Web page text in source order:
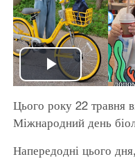
Play
Video
Цього року 22 травня
Міжнародний день
Напередодні цього